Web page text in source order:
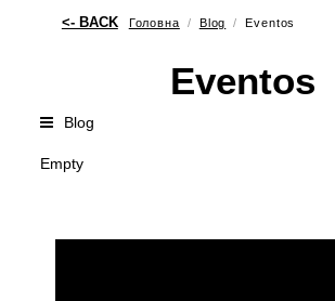
Головна Blog Eventos
Eventos
Blog
Empty